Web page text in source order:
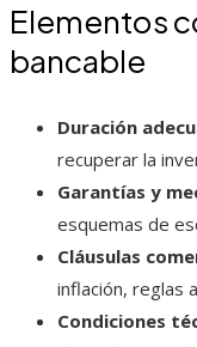
Elementos
bancable
Duración
recuperar la
Garantías y
esquemas de
Cláusulas
inflación, reglas
Condiciones